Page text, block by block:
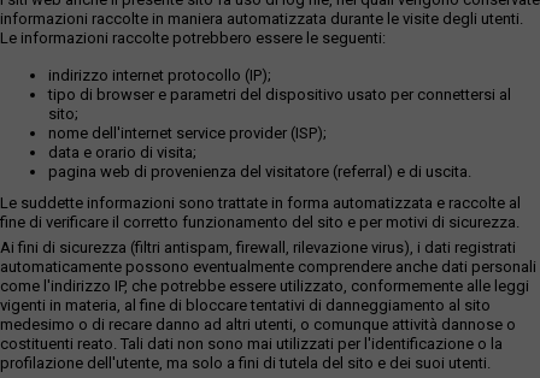
informazioni raccolte in maniera automatizzata durante le visite degli utenti.
Le informazioni raccolte potrebbero essere le seguenti:
indirizzo internet protocollo (IP);
tipo di browser e parametri del dispositivo usato per connettersi al
sito;
nome dell'internet service provider (ISP);
data e orario di visita;
pagina web di provenienza del visitatore (referral) e di uscita.
Le suddette informazioni sono trattate in forma automatizzata e raccolte al
fine di verificare il corretto funzionamento del sito e per motivi di sicurezza.
Ai fini di sicurezza (filtri antispam, firewall, rilevazione virus), i dati registrati
automaticamente possono eventualmente comprendere anche dati personali
come l'indirizzo IP, che potrebbe essere utilizzato, conformemente alle leggi
vigenti in materia, al fine di bloccare tentativi di danneggiamento al sito
medesimo o di recare danno ad altri utenti, o comunque attività dannose o
costituenti reato. Tali dati non sono mai utilizzati per l'identificazione o la
profilazione dell'utente, ma solo a fini di tutela del sito e dei suoi utenti.